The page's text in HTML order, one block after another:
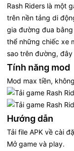
Rash Riders là một
trên nền tảng di
gia đường đua
thể những chiếc xe
sao trên đường,
Tính năng mod
Mod max tiền,
Hướng dẫn
Tải file APK về cài
Mở game và play.